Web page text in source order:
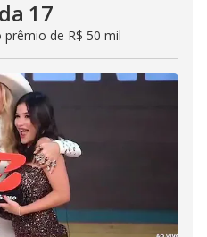
17
prêmio de R$ 50 mil